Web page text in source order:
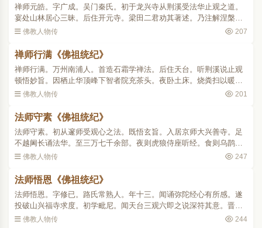
禅师元皓。字广成。吴门秦氏。初于龙兴寺从荆溪受法华止观之道。
宴处山林居心三昧。后住开元寺。梁田二君劝其著述。乃注解涅槃。
于首序中自录所证。著疏之时。感庭阶产异华。人世莫识。五采灵禽
佛教人物传 207
禅师行满《佛祖统纪》
禅师行满。万州南浦人。首造石霜学禅法。后住天台。听荆溪说止观
顿悟妙旨。因栖止华顶峰下智者院充茶头。夜卧土床。烧粪扫以暖其
下。脱衣就床。蚤虱群唼。或扪其衣。寂无有也。所居槛外大松上有
佛教人物传 201
法师守素《佛祖统纪》
法师守素。初从邃师受观心之法。既悟玄旨。入居京师大兴善寺。足
不越阃长诵法华。至三万七千余部。夜则虎狼侍座听经。食则乌鹊就
掌取粒。沙门幽玄赠之诗曰。三万莲经三十春。半生不踏院门尘。时
佛教人物传 247
法师悟恩《佛祖统纪》
法师悟恩。字修已。路氏常熟人。年十三。闻诵弥陀经心有所感。遂
投破山兴福寺求度。初学毗尼。闻天台三观六即之说深符其意。晋开
运初。造钱唐慈光因师室。因讲次覆述剖析幽微。时称义虎。及继踵
佛教人物传 244